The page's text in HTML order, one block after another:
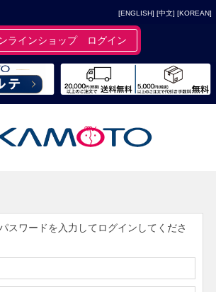
[ENGLISH] [中文] [KOREAN]
ラインショップ ログイン
スワードを入力してログインしてくださ